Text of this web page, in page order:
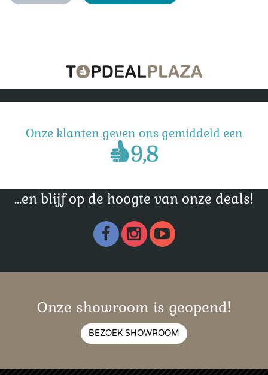
Onze klanten geven ons gemiddeld een
...en blijf op de hoogte van onze deals!
Onze showroom is geopend!
BEZOEK SHOWROOM